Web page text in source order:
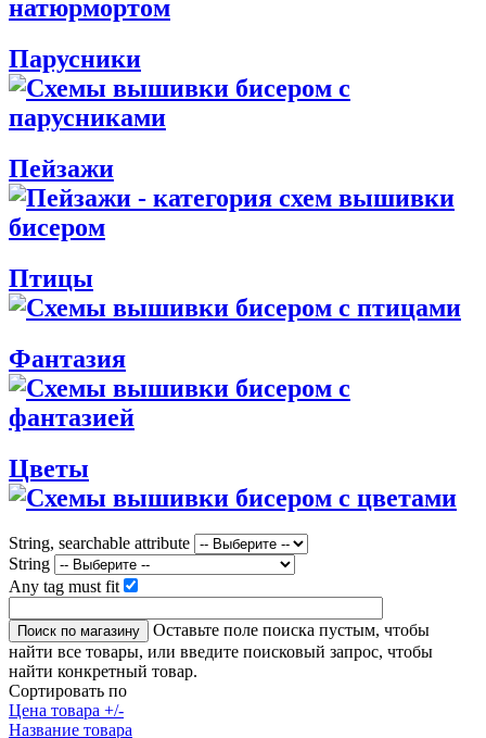
Парусники
Пейзажи
Птицы
Фантазия
Цветы
String, searchable attribute
String
Any tag must fit
Оставьте поле поиска пустым, чтобы
найти все товары, или введите поисковый запрос, чтобы
найти конкретный товар.
Сортировать по
Цена товара +/-
Название товара